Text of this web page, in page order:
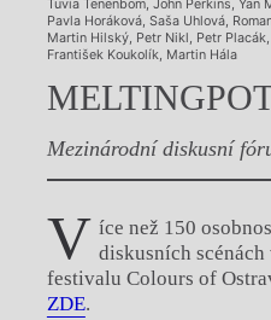
Tuvia Tenenbom, John Perkins, Yan
Pavla Horáková, Saša Uhlová,
Martin Hilský, Petr Nikl, Petr Placák,
František Koukolík, Martin Hála
Mezinárodní diskusní
V íce než 150
diskusních
festivalu Colours of
ZDE.